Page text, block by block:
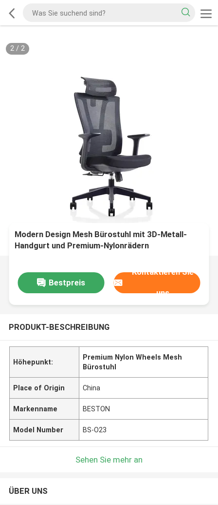
2/ 2
Modern Design Mesh Bürostuhl mit 3D-Metall-
Handgurt und Premium-Nylonrädern
Bestpreis
Kontaktieren Sie
uns
PRODUKT-BESCHREIBUNG
Höhepunkt:
Premium Nylon Wheels Mesh
Bürostuhl
Place of Origin China
Markenname BESTON
Model Number BS-O23
Sehen Sie mehr an
ÜBER UNS